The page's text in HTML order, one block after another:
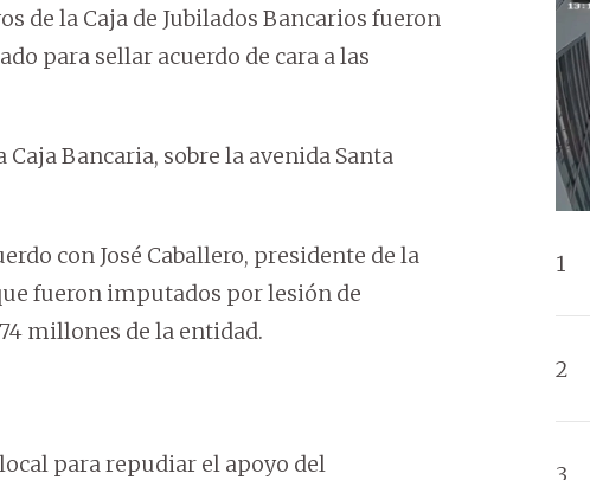
de la Caja de Jubilados Bancarios fueron
para sellar acuerdo de cara a las
Bancaria, sobre la avenida Santa
con José Caballero, presidente de la
fueron imputados por lesión de
millones de la entidad.
para repudiar el apoyo del